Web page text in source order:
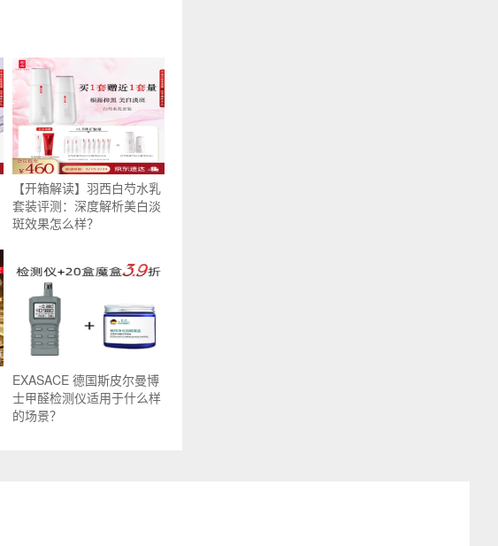
【开箱解读】羽西白芍水乳
套装评测：深度解析美白淡
斑效果怎么样？
EXASACE 德国斯皮尔曼博
士甲醛检测仪适用于什么样
的场景？